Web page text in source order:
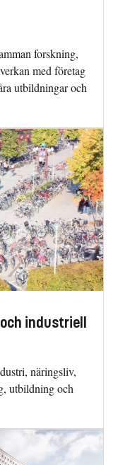
forskning,
med företag
utbildningar och
industriell
näringsliv,
utbildning och